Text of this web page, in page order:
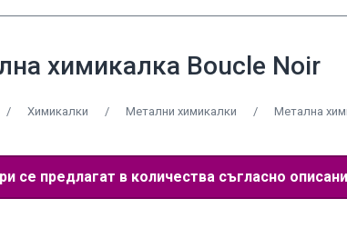
химикалка Boucle Noir
/ Химикалки / Метални химикалки / Метална
се предлагат в количества съгласно